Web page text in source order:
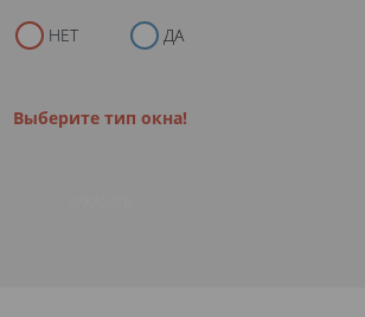
НЕТ ДА
Выберите тип окна!